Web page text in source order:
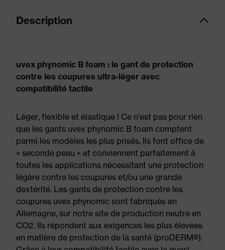
Description
uvex phynomic B foam : le gant de protection
contre les coupures ultra-léger avec
compatibilité tactile
Léger, flexible et élastique ! Ce n'est pas pour rien
que les gants uvex phynomic B foam comptent
parmi les modèles les plus prisés. Ils font office de
« seconde peau » et conviennent parfaitement à
toutes les applications nécessitant une protection
légère contre les coupures et/ou une grande
dextérité. Les gants de protection contre les
coupures uvex phynomic sont fabriqués en
Allemagne, sur notre site de production neutre en
CO2. Ils répondent aux exigences les plus élevées
en matière de protection de la santé (proDERM®).